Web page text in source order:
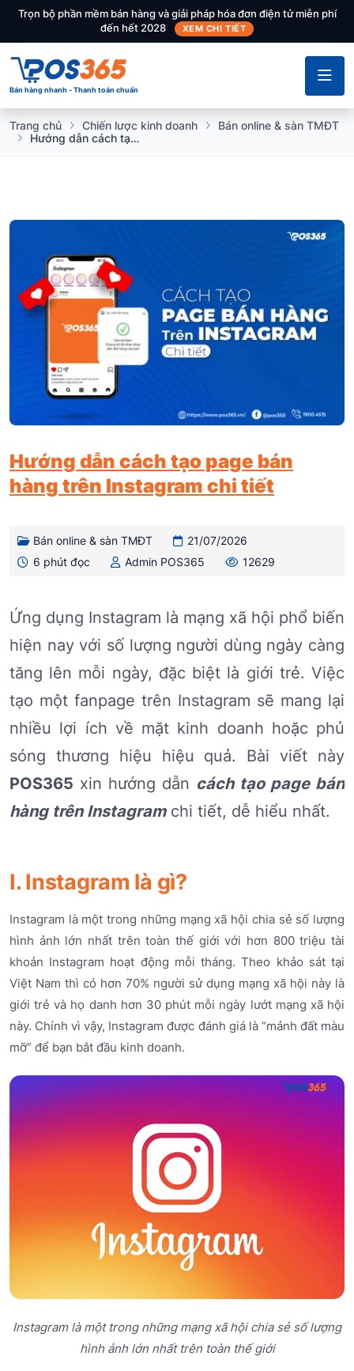
Trọn bộ phần mềm bán hàng và giải pháp hóa đơn điện tử miễn phí
đến hết 2028
XEM CHI TIẾT
Bán hàng nhanh - Thanh toán chuẩn
Trang chủ Chiến lược kinh doanh
Bán online & sàn TMĐT
Hướng dẫn cách tạo page bán hàng trên Instagram chi tiết
Hướng dẫn cách tạo page bán
hàng trên Instagram chi tiết
Bán online & sàn TMĐT
21/07/2026
6 phút đọc
Admin POS365 12629
Ứng dụng Instagram là mạng xã hội phổ biến
hiện nay với số lượng người dùng ngày càng
tăng lên mỗi ngày, đặc biệt là giới trẻ. Việc
tạo một fanpage trên Instagram sẽ mang lại
nhiều lợi ích về mặt kinh doanh hoặc phủ
sóng thương hiệu hiệu quả. Bài viết này
POS365 xin hướng dẫn cách tạo page bán
hàng trên Instagramchi tiết, dễ hiểu nhất.
I. Instagram là gì?
Instagram là một trong những mạng xã hội chia sẻ số lượng
hình ảnh lớn nhất trên toàn thế giới với hơn 800 triệu tài
khoản Instagram hoạt động mỗi tháng. Theo khảo sát tại
Việt Nam thì có hơn 70% người sử dụng mạng xã hội này là
giới trẻ và họ danh hơn 30 phút mỗi ngày lướt mạng xã hội
này. Chính vì vậy, Instagram được đánh giá là “mảnh đất màu
mỡ” để bạn bắt đầu kinh doanh.
Instagram là một trong những mạng xã hội chia sẻ số lượng
hình ảnh lớn nhất trên toàn thế giới